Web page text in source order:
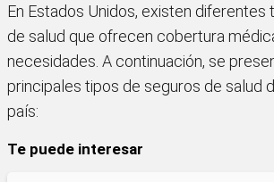
En Estados Unidos, existen diferentes
de salud que ofrecen cobertura
necesidades. A continuación, se
principales tipos de seguros de salud
país:
Te puede interesar